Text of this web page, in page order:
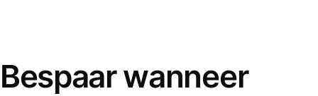
Bespaar wanneer